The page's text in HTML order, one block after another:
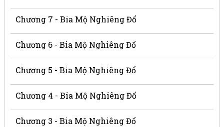
Chương 7 - Bia Mộ Nghiêng Đổ
Chương 6 - Bia Mộ Nghiêng Đổ
Chương 5 - Bia Mộ Nghiêng Đổ
Chương 4 - Bia Mộ Nghiêng Đổ
Chương 3 - Bia Mộ Nghiêng Đổ